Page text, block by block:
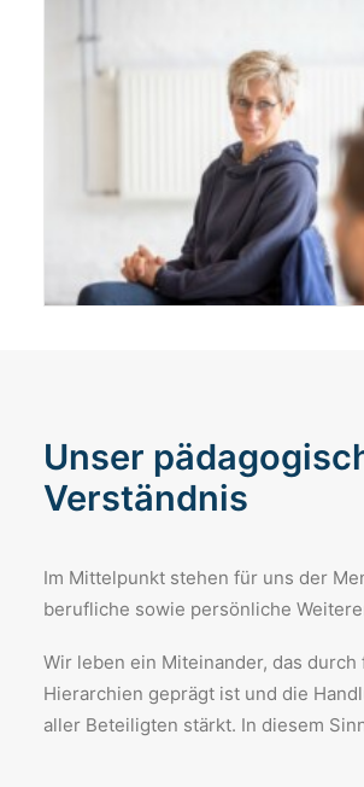
Unser
Verständnis
Im Mittelpunkt stehen für uns der
berufliche sowie persönliche
Wir leben ein Miteinander, das durch
Hierarchien geprägt ist und die
aller Beteiligten stärkt. In diesem